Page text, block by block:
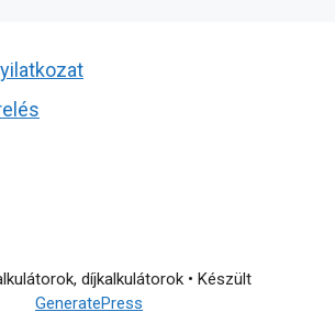
díjkalkulátorok• Készült
GeneratePress